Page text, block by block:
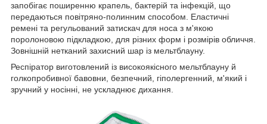
запобігає поширенню крапель, бактерій та інфекцій, що
передаються повітряно-полинним способом. Еластичні
ремені та регульований затискач для носа з м'якою
поролоновою підкладкою, для різних форм і розмірів обличчя.
Зовнішній нетканий захисний шар із мельтблауну.
Респіратор виготовлений із високоякісного мельтблауну й
голкопробивної бавовни, безпечний, гіполергенний, м'який і
зручний у носінні, не ускладнює дихання.